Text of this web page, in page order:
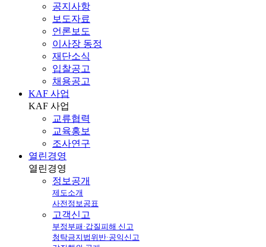
공지사항
보도자료
언론보도
이사장 동정
재단소식
입찰공고
채용공고
KAF 사업
KAF 사업
교류협력
교육홍보
조사연구
열린경영
열린경영
정보공개
제도소개
사전정보공표
고객신고
부정부패·갑질피해 신고
청탁금지법위반·공익신고